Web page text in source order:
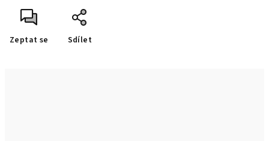
Zeptat se Sdílet